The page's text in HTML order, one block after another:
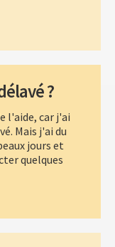
?
l'aide, car j'ai
Mais j'ai du
jours et
quelques